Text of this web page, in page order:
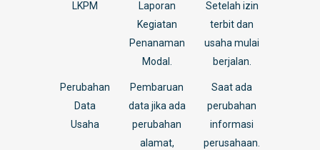
LKPM
Laporan
Kegiatan
Penanaman
Modal.
Setelah izin
terbit dan
usaha mulai
berjalan.
Perubahan
Data
Usaha
Pembaruan
data jika ada
perubahan
alamat,
Saat ada
perubahan
informasi
perusahaan.